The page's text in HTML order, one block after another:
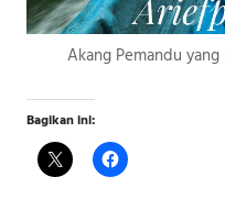
Akang Pemandu
Bagikan ini: